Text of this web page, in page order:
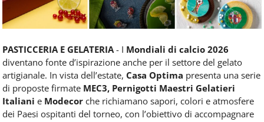
PASTICCERIA E GELATERIA- I Mondiali di calcio 2026
diventano fonte d’ispirazione anche per il settore del gelato
artigianale. In vista dell’estate, Casa Optima presenta una serie
di proposte firmate MEC3, Pernigotti Maestri Gelatieri
Italiani e Modecor che richiamano sapori, colori e atmosfere
dei Paesi ospitanti del torneo, con l’obiettivo di accompagnare